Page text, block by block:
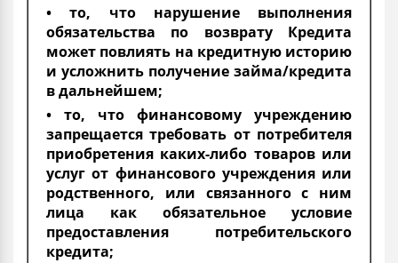
• то, что нарушение выполнения
обязательства по возврату Кредита
может повлиять на кредитную историю
и усложнить получение займа/кредита
в дальнейшем;
• то, что финансовому учреждению
запрещается требовать от потребителя
приобретения каких-либо товаров или
услуг от финансового учреждения или
родственного, или связанного с ним
лица как обязательное условие
предоставления потребительского
кредита;